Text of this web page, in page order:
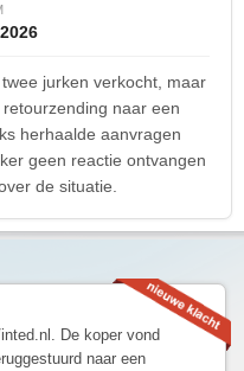
jurken verkocht, maar
naar een
herhaalde aanvragen
geen reactie ontvangen
de situatie.
De koper vond
naar een